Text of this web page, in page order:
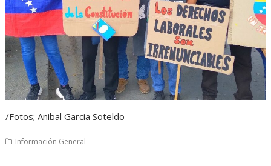
/Fotos; Anibal Garcia Soteldo
Información General